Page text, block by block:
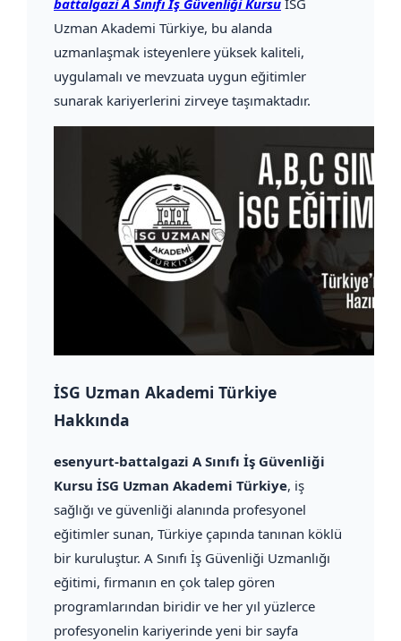
battalgazi A Sınıfı İş Güvenliği Kursu İSG
Uzman Akademi Türkiye, bu alanda
uzmanlaşmak isteyenlere yüksek kaliteli,
uygulamalı ve mevzuata uygun eğitimler
sunarak kariyerlerini zirveye taşımaktadır.
İSG Uzman Akademi Türkiye
Hakkında
esenyurt-battalgazi A Sınıfı İş Güvenliği
Kursu İSG Uzman Akademi Türkiye, iş
sağlığı ve güvenliği alanında profesyonel
eğitimler sunan, Türkiye çapında tanınan köklü
bir kuruluştur. A Sınıfı İş Güvenliği Uzmanlığı
eğitimi, firmanın en çok talep gören
programlarından biridir ve her yıl yüzlerce
profesyonelin kariyerinde yeni bir sayfa